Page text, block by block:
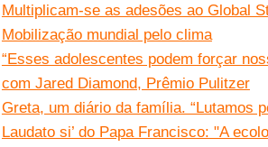
Multiplicam-se as adesões ao Global
Mobilização mundial pelo clima
“Esses adolescentes podem forçar
com Jared Diamond, Prêmio Pulitzer
Greta, um diário da família. “Lutamos
Laudato si’ do Papa Francisco: "A